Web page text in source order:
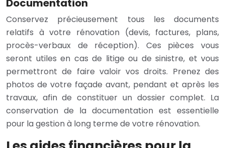
Documentation
Conservez précieusement tous les documents
relatifs à votre rénovation (devis, factures, plans,
procès-verbaux de réception). Ces pièces vous
seront utiles en cas de litige ou de sinistre, et vous
permettront de faire valoir vos droits. Prenez des
photos de votre façade avant, pendant et après les
travaux, afin de constituer un dossier complet. La
conservation de la documentation est essentielle
pour la gestion à long terme de votre rénovation.